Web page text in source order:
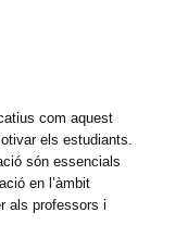
com aquest
els estudiants.
són essencials
en l’àmbit
als professors i